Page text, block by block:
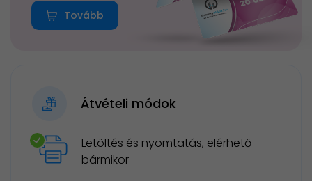
Tovább
Átvételi módok
Letöltés és nyomtatás, elérhető
bármikor